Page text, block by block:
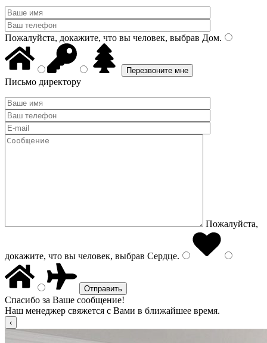
Пожалуйста, докажите, что вы человек, выбрав Дом.
Письмо директору
Пожалуйста,
докажите, что вы человек, выбрав Сердце.
Спасибо за Ваше сообщение!
Наш менеджер свяжется с Вами в ближайшее время.